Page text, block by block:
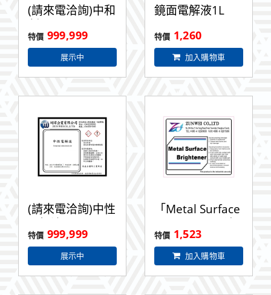
(請來電洽詢)中和
劑1L
999,999
展示中
鏡面電解液1L
1,260
加入購物車
(請來電洽詢)中性
電解液
999,999
展示中
「Metal Surface
Brightener」清
洗液 2L
1,523
加入購物車